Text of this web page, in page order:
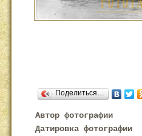
Поделиться…
Автор фотографии
Датировка фотографии